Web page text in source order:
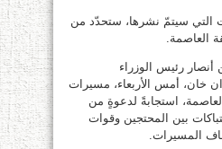
التي سيتمّ نشرها، ستحدّد من
العاصمة.
رئيس الوزراء
خان، أمس الأربعاء، مسيرات
استجابةً لدعوةٍ من
بين المحتجين وقوات
المسيرات.